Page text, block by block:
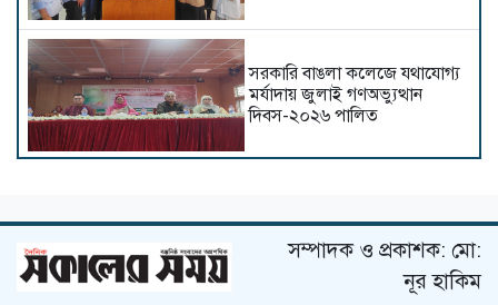
সরকারি বাঙলা কলেজে যথাযোগ্য
মর্যাদায় জুলাই গণঅভ্যুত্থান
দিবস-২০২৬ পালিত
প্রত্যাহার; যা বলছেন সংশ্লিষ্ট
গবেষকরাসম্পাদক ও প্রকাশক: মো:
নূর হাকিম